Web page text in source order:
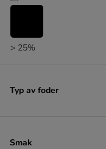
> 25%
Typ av foder
Smak